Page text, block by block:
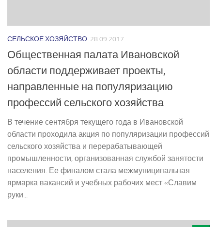
СЕЛЬСКОЕ ХОЗЯЙСТВО 28.09.2017
Общественная палата Ивановской
области поддерживает проекты,
направленные на популяризацию
профессий сельского хозяйства
В течение сентября текущего года в Ивановской
области проходила акция по популяризации профессий
сельского хозяйства и перерабатывающей
промышленности, организованная службой занятости
населения. Ее финалом стала межмуниципальная
ярмарка вакансий и учебных рабочих мест «Славим
руки...